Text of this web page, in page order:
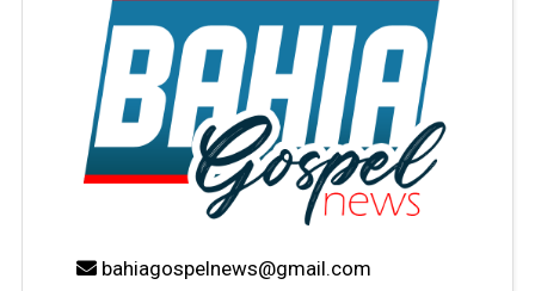
bahiagospelnews@gmail.com